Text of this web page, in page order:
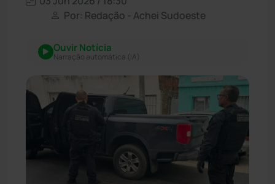
Por: Redação - Achei Sudoeste
Ouvir Notícia
Narração automática (IA)